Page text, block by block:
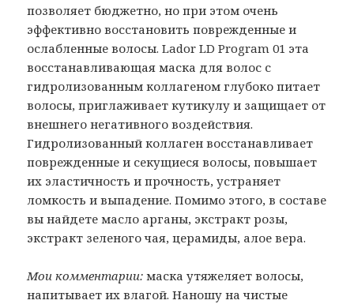
позволяет бюджетно, но при этом очень
эффективно восстановить поврежденные и
ослабленные волосы. Lador LD Program 01 эта
восстанавливающая маска для волос с
гидролизованным коллагеном глубоко питает
волосы, приглаживает кутикулу и защищает от
внешнего негативного воздействия.
Гидролизованный коллаген восстанавливает
поврежденные и секущиеся волосы, повышает
их эластичность и прочность, устраняет
ломкость и выпадение. Помимо этого, в составе
вы найдете масло арганы, экстракт розы,
экстракт зеленого чая, церамиды, алое вера.
Мои комментарии: маска утяжеляет волосы,
напитывает их влагой. Наношу на чистые